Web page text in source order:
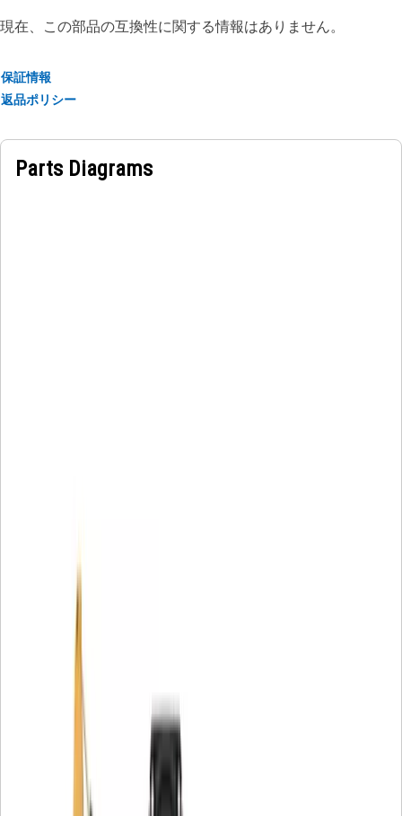
現在、この部品の互換性に関する情報はありません。
保証情報
返品ポリシー
Parts Diagrams